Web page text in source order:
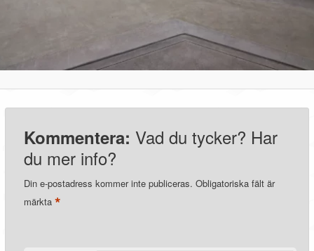
Kommentera: Vad du tycker? Har
du mer info?
Din e-postadress kommer inte publiceras. Obligatoriska fält är
märkta*